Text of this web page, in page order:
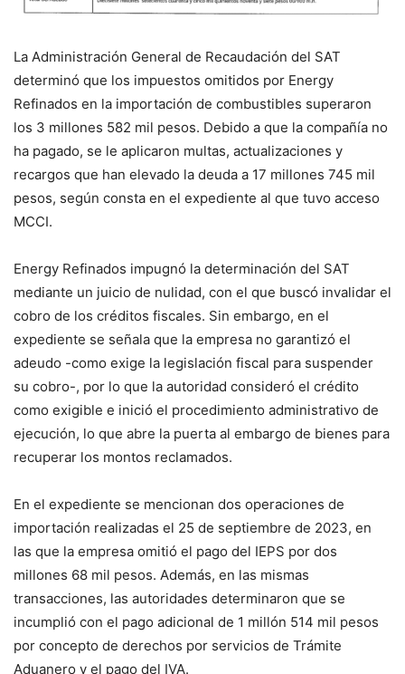
La Administración General de Recaudación del SAT
determinó que los impuestos omitidos por Energy
Refinados en la importación de combustibles superaron
los 3 millones 582 mil pesos. Debido a que la compañía no
ha pagado, se le aplicaron multas, actualizaciones y
recargos que han elevado la deuda a 17 millones 745 mil
pesos, según consta en el expediente al que tuvo acceso
MCCI.
Energy Refinados impugnó la determinación del SAT
mediante un juicio de nulidad, con el que buscó invalidar el
cobro de los créditos fiscales. Sin embargo, en el
expediente se señala que la empresa no garantizó el
adeudo -como exige la legislación fiscal para suspender
su cobro-, por lo que la autoridad consideró el crédito
como exigible e inició el procedimiento administrativo de
ejecución, lo que abre la puerta al embargo de bienes para
recuperar los montos reclamados.
En el expediente se mencionan dos operaciones de
importación realizadas el 25 de septiembre de 2023, en
las que la empresa omitió el pago del IEPS por dos
millones 68 mil pesos. Además, en las mismas
transacciones, las autoridades determinaron que se
incumplió con el pago adicional de 1 millón 514 mil pesos
por concepto de derechos por servicios de Trámite
Aduanero y el pago del IVA.